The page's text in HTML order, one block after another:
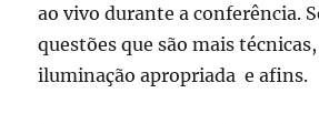
ao vivo durante a conferência.
questões que são mais
iluminação apropriada e afins.